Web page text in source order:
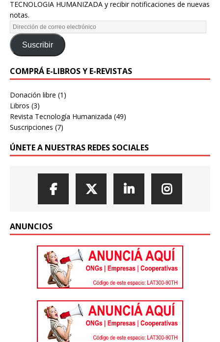
TECNOLOGIA HUMANIZADA y recibir notificaciones de nuevas
notas.
Suscribir
COMPRÁ E-LIBROS Y E-REVISTAS
Donación libre (1)
Libros (3)
Revista Tecnología Humanizada (49)
Suscripciones (7)
ÚNETE A NUESTRAS REDES SOCIALES
ANUNCIOS